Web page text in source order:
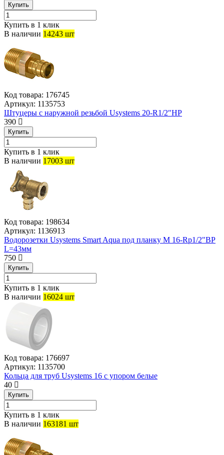
Купить
Купить в 1 клик
В наличии 14243 шт
Код товара: 176745
Артикул: 1135753
Штуцеры с наружной резьбой Usystems 20-R1/2″НР
390
Купить
Купить в 1 клик
В наличии 17003 шт
Код товара: 198634
Артикул: 1136913
Водорозетки Usystems Smart Aqua под планку M 16-Rp1/2"ВР
L=43мм
750
Купить
Купить в 1 клик
В наличии 16024 шт
Код товара: 176697
Артикул: 1135700
Кольца для труб Usystems 16 с упором белые
40
Купить
Купить в 1 клик
В наличии 163181 шт